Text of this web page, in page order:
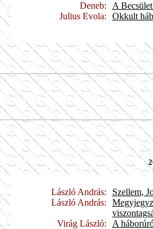
Deneb:
A
Julius Evola:
Okkult
László András:
Szellem,
László András:
Virág László:
A